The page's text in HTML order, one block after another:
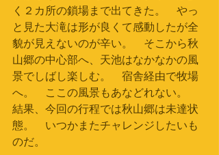
く２カ所の鎖場まで出てきた。　やっ
と見た大滝は形が良くて感動したが全
貌が見えないのが辛い。　そこから秋
山郷の中心部へ、天池はなかなかの風
景でしばし楽しむ。　宿舎経由で牧場
へ。　ここの風景もあなどれない。
結果、今回の行程では秋山郷は未達状
態。　いつかまたチャレンジしたいも
のだ。